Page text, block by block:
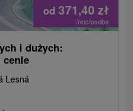
od 371,40 zł
/noc/osoba
i dużych:
cenie
Lesná